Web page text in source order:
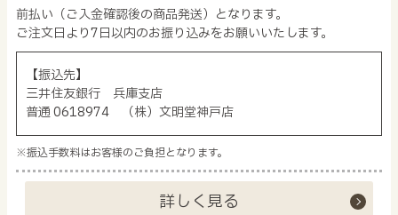
前払い（ご入金確認後の商品発送）となります。
ご注文日より7日以内のお振り込みをお願いいたします。
【振込先】
三井住友銀行 兵庫支店
普通 0618974 （株）文明堂神戸店
※振込手数料はお客様のご負担となります。
詳しく見る